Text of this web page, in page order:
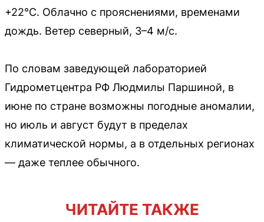
+22°C. Облачно с прояснениями, временами
дождь. Ветер северный, 3–4 м/с.
По словам заведующей лабораторией
Гидрометцентра РФ Людмилы Паршиной, в
июне по стране возможны погодные аномалии,
но июль и август будут в пределах
климатической нормы, а в отдельных регионах
— даже теплее обычного.
ЧИТАЙТЕ ТАКЖЕ